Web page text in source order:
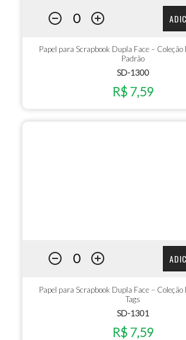
Papel para Scrapbook Dupla Face – Coleção
Padrão
SD-1300
R$ 7,59
Papel para Scrapbook Dupla Face – Coleção
Tags
SD-1301
R$ 7,59